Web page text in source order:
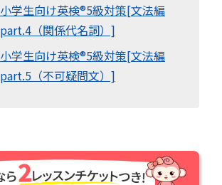
小学生向け英検®︎5級対策[文法編
part.4（関係代名詞）]
小学生向け英検®︎5級対策[文法編
part.5（不可疑問文）]